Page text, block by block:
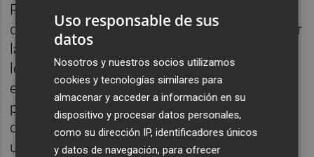
Però la successió de decisions
desconcertants no va acabar ací: es va afegir
la proposta inesperada d'emetre en directe
les negociacions. Lluny de respondre a un
exercici de transparència, aquesta iniciativa
pretenia construir un relat fictici d'aposta
decidida per l'educació pública i escenificar
una voluntat negociadora que no s'havia
Uso responsable de sus
datos
Nosotros y nuestros socios utilizamos
cookies y tecnologías similares para
almacenar y acceder a información en su
dispositivo y procesar datos personales,
como su dirección IP, identificadores únicos
y datos de navegación, para ofrecer